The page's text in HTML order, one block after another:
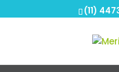
(11)